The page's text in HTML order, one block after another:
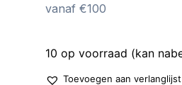
vanaf €100
10 op voorraad (kan
Toevoegen aan verlanglijst